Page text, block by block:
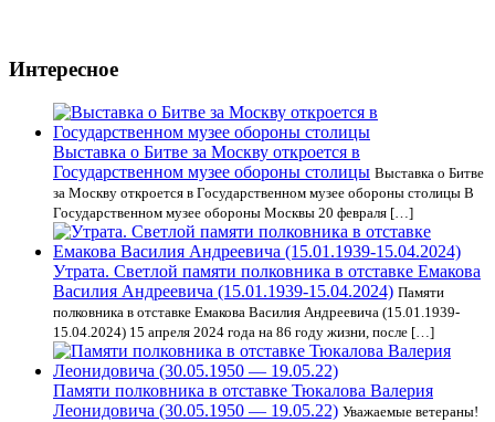
Интересное
Выставка о Битве за Москву откроется в
Государственном музее обороны столицы Выставка о Битве
за Москву откроется в Государственном музее обороны столицы В
Государственном музее обороны Москвы 20 февраля […]
Утрата. Светлой памяти полковника в отставке Емакова
Василия Андреевича (15.01.1939-15.04.2024) Памяти
полковника в отставке Емакова Василия Андреевича (15.01.1939-
15.04.2024) 15 апреля 2024 года на 86 году жизни, после […]
Памяти полковника в отставке Тюкалова Валерия
Леонидовича (30.05.1950 — 19.05.22) Уважаемые ветераны!